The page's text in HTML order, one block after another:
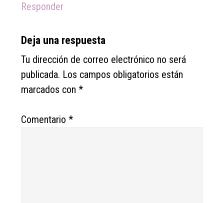
Responder
Deja una respuesta
Tu dirección de correo electrónico no será
publicada. Los campos obligatorios están
marcados con*
Comentario*